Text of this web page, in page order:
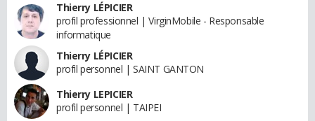
Thierry LÉPICIER
profil professionnel | VirginMobile - Responsable
informatique
Thierry LÉPICIER
profil personnel | SAINT GANTON
Thierry LEPICIER
profil personnel | TAIPEI